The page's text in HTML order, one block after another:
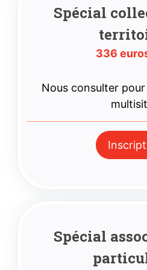
Spécial
336
Nous consulter
Spécial